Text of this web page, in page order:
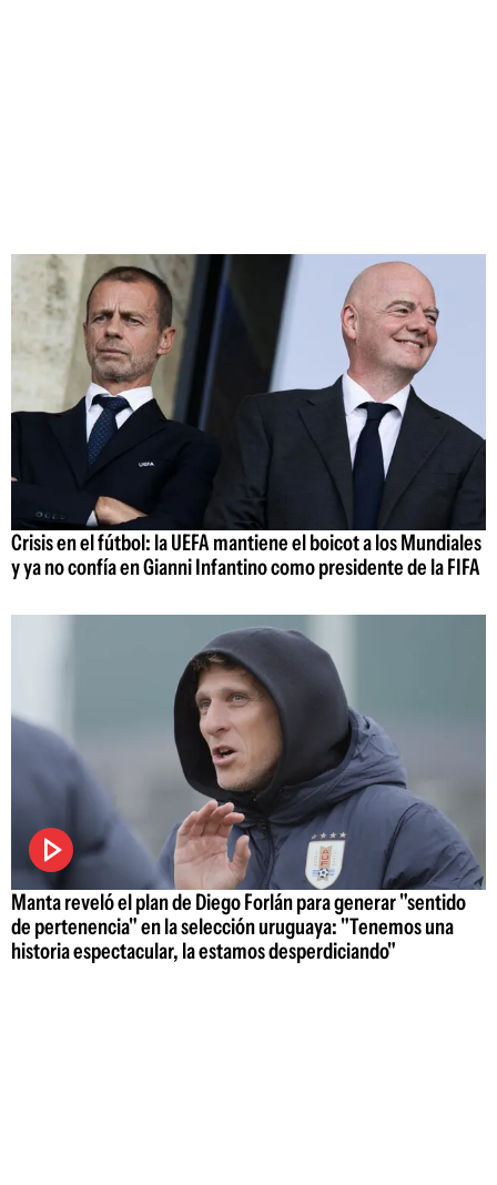
Crisis en el fútbol: la UEFA mantiene el boicot a los Mundiales
y ya no confía en Gianni Infantino como presidente de la FIFA
Manta reveló el plan de Diego Forlán para generar "sentido
de pertenencia" en la selección uruguaya: "Tenemos una
historia espectacular, la estamos desperdiciando"